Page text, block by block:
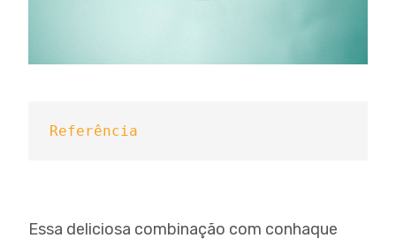
Referência
Essa deliciosa combinação com conhaque